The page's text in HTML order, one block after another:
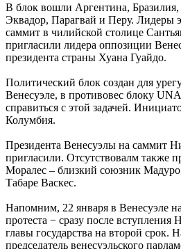
В блок вошли Аргентина,
Эквадор, Парагвай и Перу. Лидеры
саммит в чилийской столице
пригласили лидера оппозиции
президента страны Хуана Гуайдо.
Политический блок создан для
Венесуэле, в противовес блоку
справиться с этой задачей.
Колумбия.
Президента Венесуэлы на саммит
пригласили. Отсутствовалм также
Моралес – близкий союзник
Табаре Васкес.
Напомним, 22 января в Венесуэле
протеста − сразу после вступления
главы государства на второй срок.
председатель венесуэльского